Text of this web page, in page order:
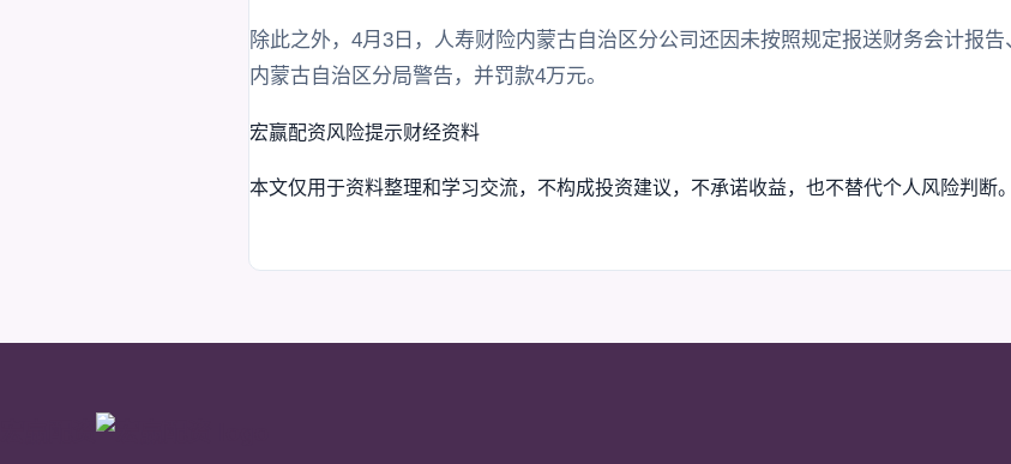
除此之外，4月3日，人寿财险内蒙古自治区分公司还因未按照规定报送财务会计报
内蒙古自治区分局警告，并罚款4万元。
宏赢配资风险提示财经资料
本文仅用于资料整理和学习交流，不构成投资建议，不承诺收益，也不替代个人风险判断。